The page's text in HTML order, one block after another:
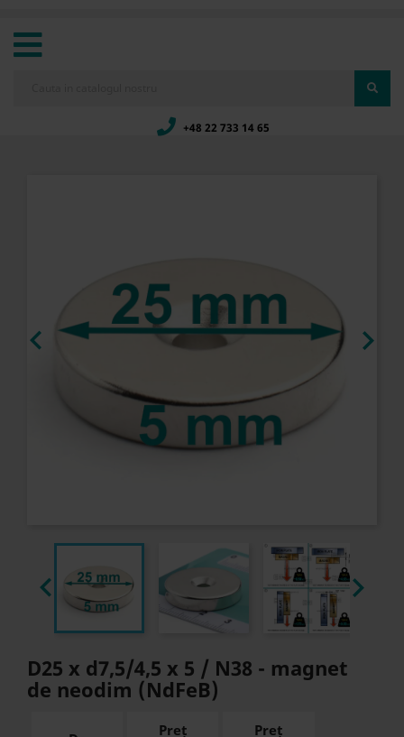
+48 22 733 14 65
 
 
D25 x d7,5/4,5 x 5 / N38 - magnet
de neodim (NdFeB)
Preț
Preț